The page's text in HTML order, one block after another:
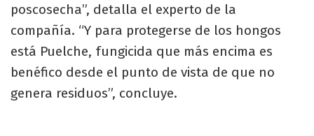
poscosecha”, detalla el experto de la
compañía. “Y para protegerse de los hongos
está Puelche, fungicida que más encima es
benéfico desde el punto de vista de que no
genera residuos”, concluye.